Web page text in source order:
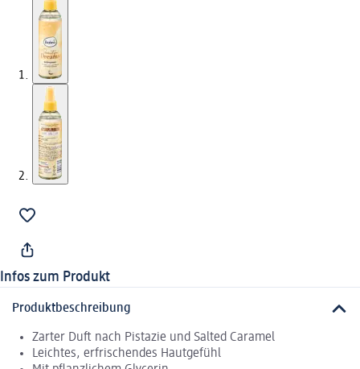
Infos zum Produkt
Produktbeschreibung
Zarter Duft nach Pistazie und Salted Caramel
Leichtes, erfrischendes Hautgefühl